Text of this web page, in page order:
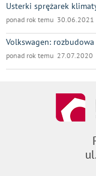
Usterki sprężarek
ponad rok temu 30.06.2021
Volkswagen:
ponad rok temu 27.07.2020